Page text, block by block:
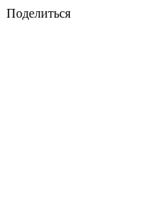
Поделиться